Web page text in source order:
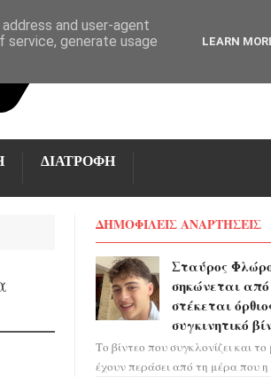
ΔΙΑΤΡΟΦΗ
ΔΗΜΟΦΙΛΕΙΣ ΑΝΑΡΤΗΣΕΙΣ
Σταύρος
σηκώνεται
στέκεται
συγκινητικό
Το βίντεο που συγκλονίζει και
έχουν περάσει από τη μέρα που
and user-agent
service, generate usage
LEARN